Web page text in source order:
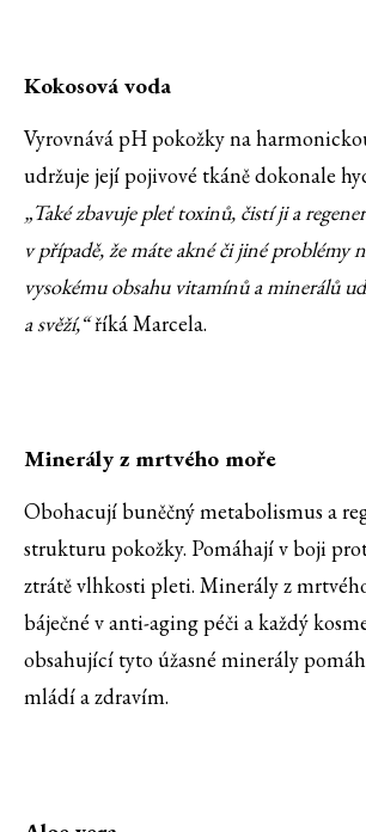
Kokosová voda
Vyrovnává pH pokožky na
udržuje její pojivové tkáně dokonale
„Také zbavuje pleť toxinů, čistí ji a
v případě, že máte akné či jiné problémy
vysokému obsahu vitamínů a minerálů
a svěží,“říká Marcela.
Minerály z mrtvého moře
Obohacují buněčný metabolismus a
strukturu pokožky. Pomáhají v boji
ztrátě vlhkosti pleti. Minerály z
báječné v anti-aging péči a každý
obsahující tyto úžasné minerály
mládí a zdravím.